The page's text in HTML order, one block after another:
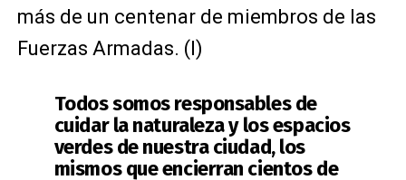
más de un centenar de miembros de las
Fuerzas Armadas. (I)
Todos somos responsables de
cuidar la naturaleza y los espacios
verdes de nuestra ciudad, los
mismos que encierran cientos de